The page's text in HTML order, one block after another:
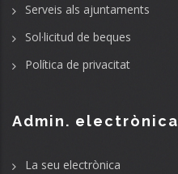
Serveis als ajuntaments
Sol·licitud de beques
Política de privacitat
Admin. electrònica
La seu electrònica